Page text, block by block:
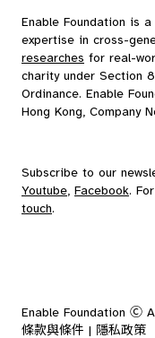
Enable Foundation is
expertise in cross-
researches for real-
charity under Section
Ordinance. Enable
Hong Kong, Company
Subscribe to our
Youtube, Facebook.
touch.
Enable Foundation Ⓒ
條款與條件 | 隱私政策